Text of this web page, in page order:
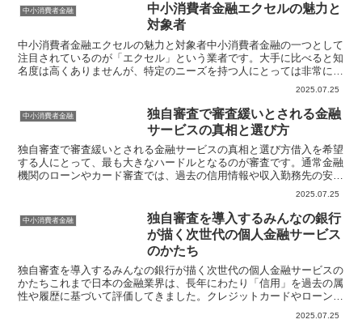
中小消費者金融
中小消費者金融エクセルの魅力と
対象者
中小消費者金融エクセルの魅力と対象者中小消費者金融の一つとして
注目されているのが「エクセル」という業者です。大手に比べると知
名度は高くありませんが、特定のニーズを持つ人にとっては非常に魅
2025.07.25
中小消費者金融
独自審査で審査緩いとされる金融
サービスの真相と選び方
独自審査で審査緩いとされる金融サービスの真相と選び方借入を希望
する人にとって、最も大きなハードルとなるのが審査です。通常金融
機関のローンやカード審査では、過去の信用情報や収入勤務先の安定
2025.07.25
中小消費者金融
独自審査を導入するみんなの銀行
が描く次世代の個人金融サービス
のかたち
独自審査を導入するみんなの銀行が描く次世代の個人金融サービスの
かたちこれまで日本の金融業界は、長年にわたり「信用」を過去の属
性や履歴に基づいて評価してきました。クレジットカードやローンの
2025.07.25